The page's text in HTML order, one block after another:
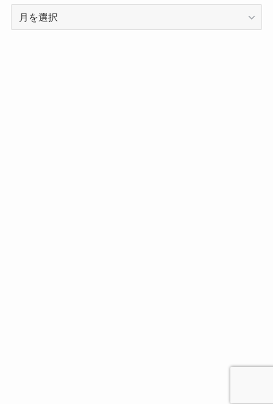
一